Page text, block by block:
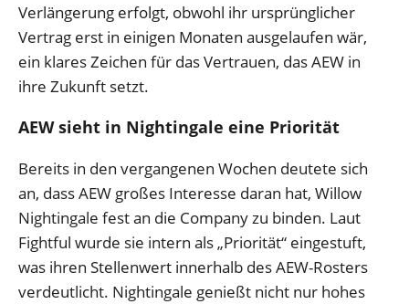
Verlängerung erfolgt, obwohl ihr ursprünglicher
Vertrag erst in einigen Monaten ausgelaufen wär,
ein klares Zeichen für das Vertrauen, das AEW in
ihre Zukunft setzt.
AEW sieht in Nightingale eine Priorität
Bereits in den vergangenen Wochen deutete sich
an, dass AEW großes Interesse daran hat, Willow
Nightingale fest an die Company zu binden. Laut
Fightful wurde sie intern als „Priorität“ eingestuft,
was ihren Stellenwert innerhalb des AEW-Rosters
verdeutlicht. Nightingale genießt nicht nur hohes